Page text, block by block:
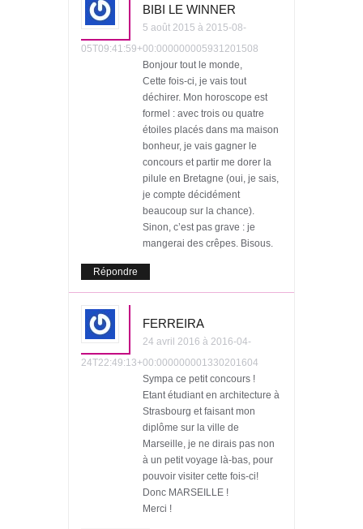
BIBI LE WINNER
5 août 2015 à 2015-08-
05T09:41:59+00:000000005931201508
Bonjour tout le monde,
Cette fois-ci, je vais tout
déchirer. Mon horoscope est
formel : avec trois ou quatre
étoiles placés dans ma maison
bonheur, je vais gagner le
concours et partir me dorer la
pilule en Bretagne (oui, je sais,
je compte décidément
beaucoup sur la chance).
Sinon, c’est pas grave : je
mangerai des crêpes. Bisous.
Répondre
FERREIRA
24 avril 2016 à 2016-04-
24T22:49:13+00:000000001330201604
Sympa ce petit concours !
Etant étudiant en architecture à
Strasbourg et faisant mon
diplôme sur la ville de
Marseille, je ne dirais pas non
à un petit voyage là-bas, pour
pouvoir visiter cette fois-ci!
Donc MARSEILLE !
Merci !